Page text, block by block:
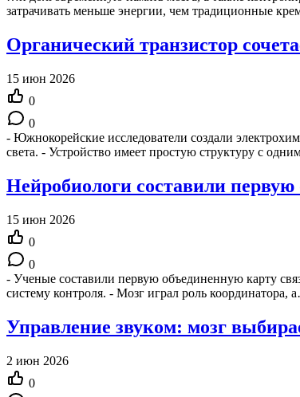
затрачивать меньше энергии, чем традиционные
Органический транзистор
15 июн 2026
0
0
- Южнокорейские исследователи создали
света. - Устройство имеет простую структуру с
Нейробиологи составили
15 июн 2026
0
0
- Ученые составили первую объединенную карту
систему контроля. - Мозг играл роль координатора,
Управление звуком: мозг
2 июн 2026
0